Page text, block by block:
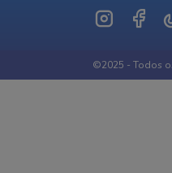
©2025 - Todos